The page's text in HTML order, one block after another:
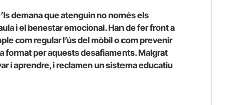
demana que atenguin no només els
i el benestar emocional. Han de fer front a
com regular l’ús del mòbil o com prevenir
format per aquests desafiaments. Malgrat
i aprendre, i reclamen un sistema educatiu